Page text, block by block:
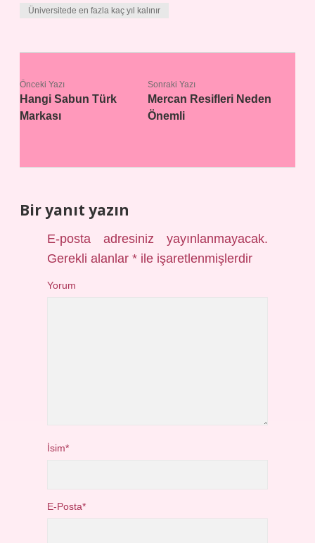
Üniversitede en fazla kaç yıl kalınır
Önceki Yazı
Hangi Sabun Türk
Markası
Sonraki Yazı
Mercan Resifleri Neden
Önemli
Bir yanıt yazın
E-posta adresiniz yayınlanmayacak.
Gerekli alanlar* ile işaretlenmişlerdir
Yorum
İsim*
E-Posta*